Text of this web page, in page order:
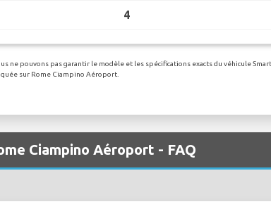
4
pouvons pas garantir le modèle et les spécifications exacts du véhicule
sur Rome Ciampino Aéroport.
Ciampino Aéroport - FAQ